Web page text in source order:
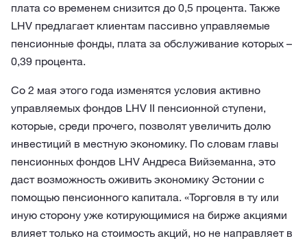
плата со временем снизится до 0,5 процента. Также
LHV предлагает клиентам пассивно управляемые
пенсионные фонды, плата за обслуживание которых –
0,39 процента.
Со 2 мая этого года изменятся условия активно
управляемых фондов LHV II пенсионной ступени,
которые, среди прочего, позволят увеличить долю
инвестиций в местную экономику. По словам главы
пенсионных фондов LHV Андреса Вийземанна, это
даст возможность оживить экономику Эстонии с
помощью пенсионного капитала. «Торговля в ту или
иную сторону уже котирующимися на бирже акциями
влияет только на стоимость акций, но не направляет в